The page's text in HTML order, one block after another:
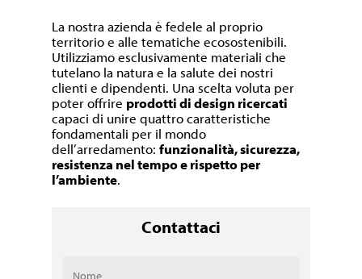
La nostra azienda è fedele al proprio
territorio e alle tematiche ecosostenibili.
Utilizziamo esclusivamente materiali che
tutelano la natura e la salute dei nostri
clienti e dipendenti. Una scelta voluta per
poter offrire prodotti di design ricercati
capaci di unire quattro caratteristiche
fondamentali per il mondo
dell’arredamento:funzionalità, sicurezza,
resistenza nel tempo e rispetto per
l’ambiente.
Contattaci